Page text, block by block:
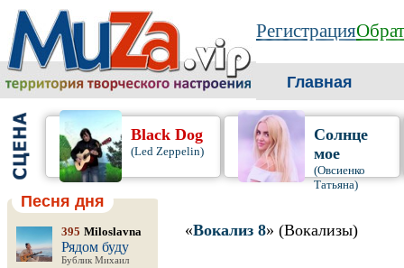
Регистрация
Главная
Black Dog
(Led Zeppelin)
Солнце
мое
(Овсиенко
Татьяна)
Песня дня
395 Miloslavna
Рядом буду
Бублик Михаил
«Вокализ 8» (Вокализы)